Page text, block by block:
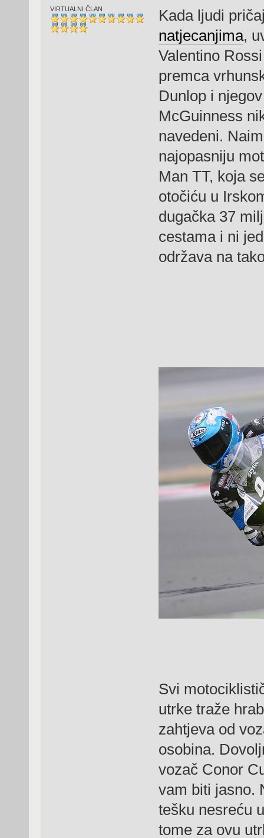
VIRTUALNI ČLAN
Kada ljudi
natjecanjima,
Valentino
premca
Dunlop i
McGuinness
navedeni.
najopasniju
Man TT, koja
otočiću u
dugačka 37
cestama i ni
održava na
Svi
utrke traže
zahtjeva od
osobina.
vozač Conor
vam biti jasno.
tešku nesreću
tome za ovu